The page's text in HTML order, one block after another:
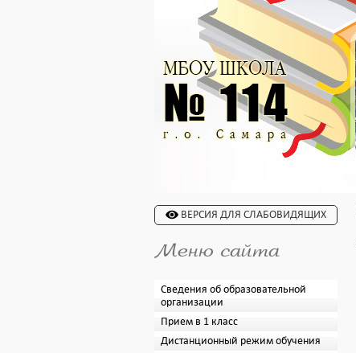
ВЕРСИЯ ДЛЯ СЛАБОВИДЯЩИХ
Меню сайта
Сведения об образовательной
организации
Прием в 1 класс
Дистанционный режим обучения